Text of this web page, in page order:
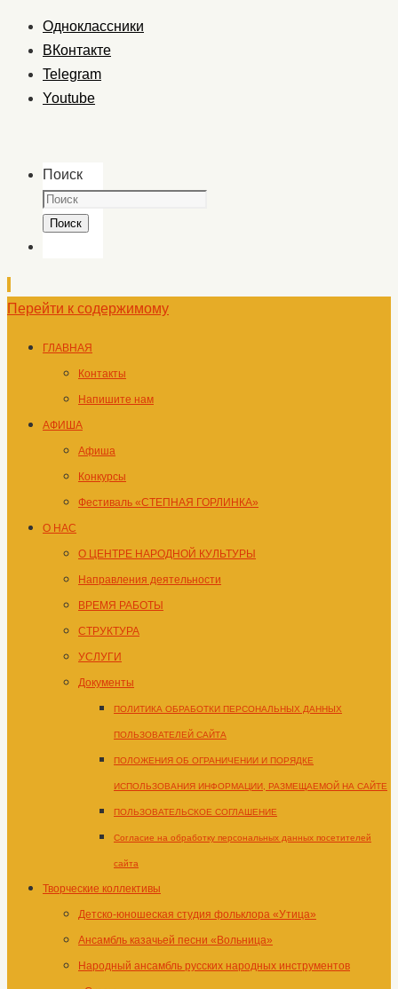
Одноклассники
ВКонтакте
Telegram
Youtube
Поиск
Поиск
Перейти к содержимому
ГЛАВНАЯ
Контакты
Напишите нам
АФИША
Афиша
Конкурсы
Фестиваль «СТЕПНАЯ ГОРЛИНКА»
О НАС
О ЦЕНТРЕ НАРОДНОЙ КУЛЬТУРЫ
Направления деятельности
ВРЕМЯ РАБОТЫ
СТРУКТУРА
УСЛУГИ
Документы
ПОЛИТИКА ОБРАБОТКИ ПЕРСОНАЛЬНЫХ ДАННЫХ
ПОЛЬЗОВАТЕЛЕЙ САЙТА
ПОЛОЖЕНИЯ ОБ ОГРАНИЧЕНИИ И ПОРЯДКЕ
ИСПОЛЬЗОВАНИЯ ИНФОРМАЦИИ, РАЗМЕЩАЕМОЙ НА САЙТЕ
ПОЛЬЗОВАТЕЛЬСКОЕ СОГЛАШЕНИЕ
Согласие на обработку персональных данных посетителей
сайта
Творческие коллективы
Детско-юношеская студия фольклора «Утица»
Ансамбль казачьей песни «Вольница»
Народный ансамбль русских народных инструментов